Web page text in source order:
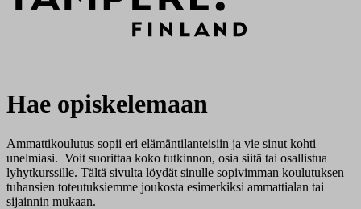
Hae opiskelemaan
Ammattikoulutus sopii eri elämäntilanteisiin ja vie sinut kohti
unelmiasi. Voit suorittaa koko tutkinnon, osia siitä tai osallistua
lyhytkurssille. Tältä sivulta löydät sinulle sopivimman koulutuksen
tuhansien toteutuksiemme joukosta esimerkiksi ammattialan tai
sijainnin mukaan.